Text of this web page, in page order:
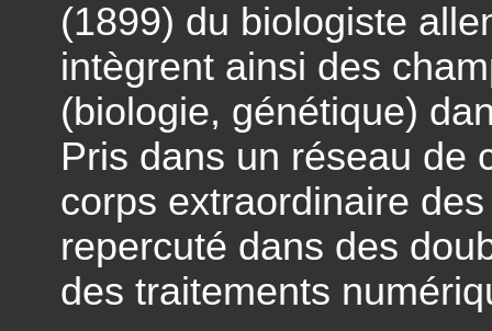
(1899) du biologiste
intègrent ainsi des
(biologie, génétique)
Pris dans un réseau de
corps extraordinaire
repercuté dans des
des traitements